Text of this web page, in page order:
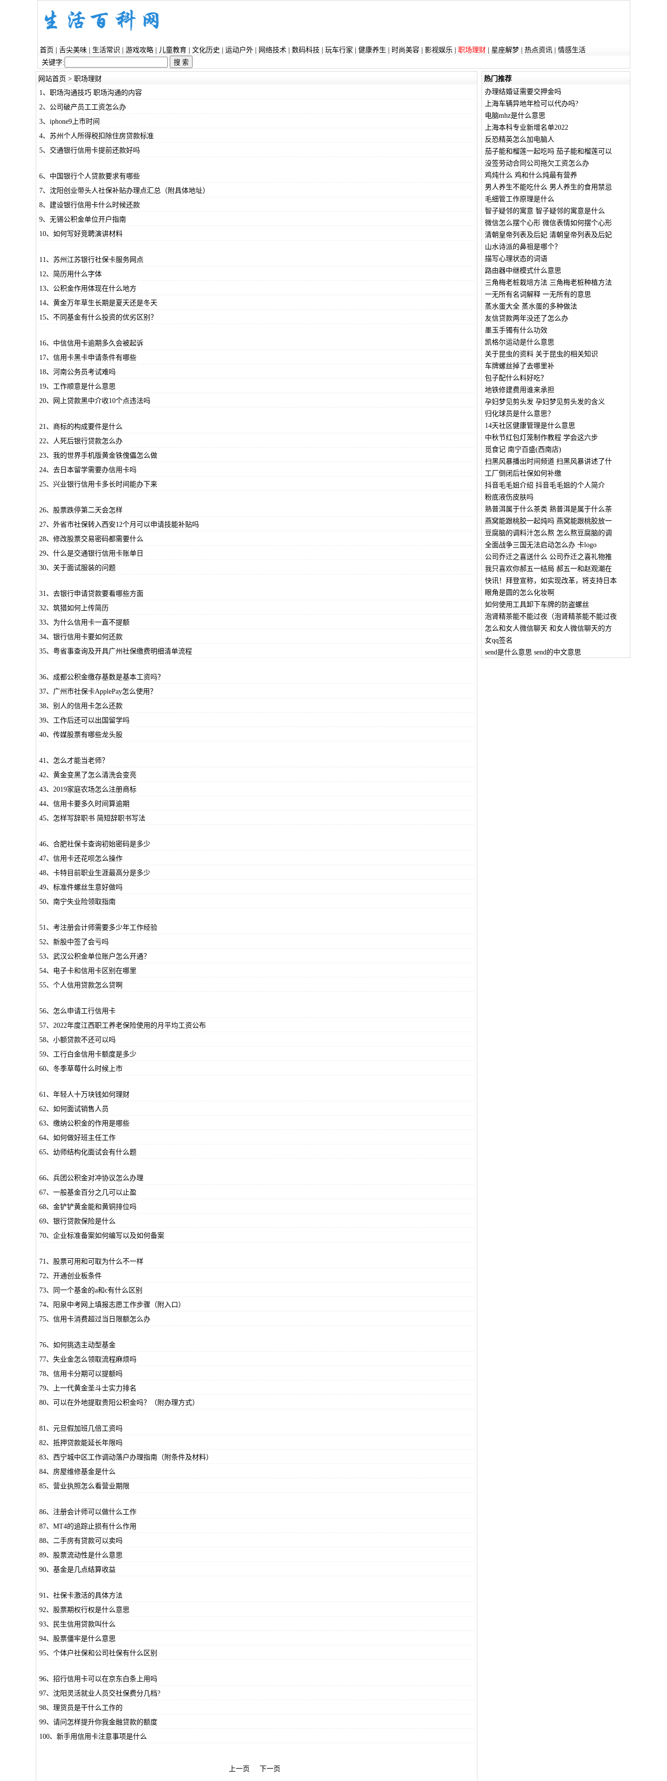
首页 舌尖美味| 生活常识 游戏攻略| 儿童教育| 文化历史 运动户外| 网络技术| 数码科技 玩车行家 健康养生 时尚美容| 影视娱乐 职场理财| 星座解梦| 热点资讯| 情感生活
关键字:
网站首页 > 职场理财
1、职场沟通技巧 职场沟通的内容
2、公司破产员工工资怎么办
3、iphone9上市时间
4、苏州个人所得税扣除住房贷款标准
5、交通银行信用卡提前还款好吗
6、中国银行个人贷款要求有哪些
7、沈阳创业带头人社保补贴办理点汇总（附具体地址）
8、建设银行信用卡什么时候还款
9、无锡公积金单位开户指南
10、如何写好竞聘演讲材料
11、苏州江苏银行社保卡服务网点
12、简历用什么字体
13、公积金作用体现在什么地方
14、黄金万年草生长期是夏天还是冬天
15、不同基金有什么投资的优劣区别？
16、中信信用卡逾期多久会被起诉
17、信用卡黑卡申请条件有哪些
18、河南公务员考试难吗
19、工作顺意是什么意思
20、网上贷款黑中介收10个点违法吗
21、商标的构成要件是什么
22、人死后银行贷款怎么办
23、我的世界手机版黄金铁傀儡怎么做
24、去日本留学需要办信用卡吗
25、兴业银行信用卡多长时间能办下来
26、股票跌停第二天会怎样
27、外省市社保转入西安12个月可以申请技能补贴吗
28、修改股票交易密码都需要什么
29、什么是交通银行信用卡账单日
30、关于面试服装的问题
31、去银行申请贷款要看哪些方面
32、筑猎如何上传简历
33、为什么信用卡一直不提额
34、银行信用卡要如何还款
35、粤省事查询及开具广州社保缴费明细清单流程
36、成都公积金缴存基数是基本工资吗？
37、广州市社保卡ApplePay怎么使用？
38、别人的信用卡怎么还款
39、工作后还可以出国留学吗
40、传媒股票有哪些龙头股
41、怎么才能当老师？
42、黄金变黑了怎么清洗会变亮
43、2019家庭农场怎么注册商标
44、信用卡要多久时间算逾期
45、怎样写辞职书 简短辞职书写法
46、合肥社保卡查询初始密码是多少
47、信用卡还花呗怎么操作
48、卡特目前职业生涯最高分是多少
49、标准件螺丝生意好做吗
50、南宁失业险领取指南
51、考注册会计师需要多少年工作经验
52、新股中签了会亏吗
53、武汉公积金单位账户怎么开通？
54、电子卡和信用卡区别在哪里
55、个人信用贷款怎么贷啊
56、怎么申请工行信用卡
57、2022年度江西职工养老保险使用的月平均工资公布
58、小额贷款不还可以吗
59、工行白金信用卡额度是多少
60、冬季草莓什么时候上市
61、年轻人十万块钱如何理财
62、如何面试销售人员
63、缴纳公积金的作用是哪些
64、如何做好班主任工作
65、幼师结构化面试会有什么题
66、兵团公积金对冲协议怎么办理
67、一般基金百分之几可以止盈
68、金铲铲黄金能和黄铜排位吗
69、银行贷款保险是什么
70、企业标准备案如何编写以及如何备案
71、股票可用和可取为什么不一样
72、开通创业板条件
73、同一个基金的a和c有什么区别
74、阳泉中考网上填报志愿工作步骤（附入口）
75、信用卡消费超过当日限额怎么办
76、如何挑选主动型基金
77、失业金怎么领取流程麻烦吗
78、信用卡分期可以提额吗
79、上一代黄金圣斗士实力排名
80、可以在外地提取贵阳公积金吗？（附办理方式）
81、元旦假加班几倍工资吗
82、抵押贷款能延长年限吗
83、西宁城中区工作调动落户办理指南（附条件及材料）
84、房屋维修基金是什么
85、营业执照怎么看营业期限
86、注册会计师可以做什么工作
87、MT4的追踪止损有什么作用
88、二手房有贷款可以卖吗
89、股票流动性是什么意思
90、基金是几点结算收益
91、社保卡激活的具体方法
92、股票期权行权是什么意思
93、民生信用贷款叫什么
94、股票僵牢是什么意思
95、个体户社保和公司社保有什么区别
96、招行信用卡可以在京东白条上用吗
97、沈阳灵活就业人员交社保费分几档?
98、理货员是干什么工作的
99、请问怎样提升你我金融贷款的额度
100、新手用信用卡注意事项是什么
上一页 下一页
热门推荐
办理结婚证需要交押金吗
上海车辆异地年检可以代办吗?
电脑mhz是什么意思
上海本科专业新增名单2022
反恐精英怎么加电脑人
茄子能和榴莲一起吃吗 茄子能和榴莲可以
没签劳动合同公司拖欠工资怎么办
鸡炖什么 鸡和什么炖最有营养
男人养生不能吃什么 男人养生的食用禁忌
毛细管工作原理是什么
智子疑邻的寓意 智子疑邻的寓意是什么
微信怎么摆个心形 微信表情如何摆个心形
清朝皇帝列表及后妃 清朝皇帝列表及后妃
山水诗派的鼻祖是哪个？
描写心理状态的词语
路由器中继模式什么意思
三角梅老桩栽培方法 三角梅老桩种植方法
一无所有名词解释 一无所有的意思
蒸水蛋大全 蒸水蛋的多种做法
友信贷款两年没还了怎么办
墨玉手镯有什么功效
凯格尔运动是什么意思
关于昆虫的资料 关于昆虫的相关知识
车牌螺丝掉了去哪里补
包子配什么料好吃？
地铁修建费用谁来承担
孕妇梦见剪头发 孕妇梦见剪头发的含义
归化球员是什么意思？
14天社区健康管理是什么意思
中秋节红包灯笼制作教程 学会这六步
觅食记 南宁百盛(西南店)
扫黑风暴播出时间频道 扫黑风暴讲述了什
工厂倒闭后社保如何补缴
抖音毛毛姐介绍 抖音毛毛姐的个人简介
粉底液伤皮肤吗
熟普洱属于什么茶类 熟普洱是属于什么茶
燕窝能跟桃胶一起炖吗 燕窝能跟桃胶放一
豆腐脑的调料汁怎么熬 怎么熬豆腐脑的调
全面战争三国无法启动怎么办 卡logo
公司乔迁之喜送什么 公司乔迁之喜礼物推
我只喜欢你郝五一结局 郝五一和赵观潮在
快讯！拜登宣称，如实现改革，将支持日本
眼角是圆的怎么化妆啊
如何使用工具卸下车牌的防盗螺丝
泡肾精茶能不能过夜（泡肾精茶能不能过夜
怎么和女人微信聊天 和女人微信聊天的方
女qq签名
send是什么意思 send的中文意思